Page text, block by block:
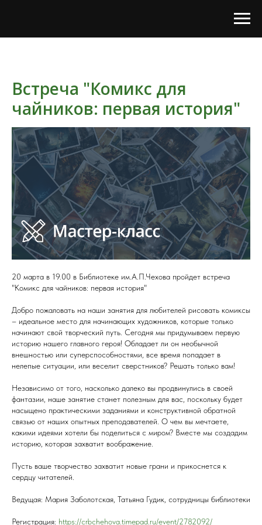
Встреча "Комикс для
чайников: первая история"
20 марта в 19.00 в Библиотеке им.А.П.Чехова пройдет встреча
"Комикс для чайников: первая история"
Добро пожаловать на наши занятия для любителей рисовать комиксы
– идеальное место для начинающих художников, которые только
начинают свой творческий путь. Сегодня мы придумываем первую
историю нашего главного героя! Обладает ли он необычной
внешностью или суперспособностями, все время попадает в
нелепые ситуации, или веселит сверстников? Решать только вам!
Независимо от того, насколько далеко вы продвинулись в своей
фантазии, наше занятие станет полезным для вас, поскольку будет
насыщено практическими заданиями и конструктивной обратной
связью от наших опытных преподавателей. О чем вы мечтаете,
какими идеями хотели бы поделиться с миром? Вместе мы создадим
историю, которая захватит воображение.
Пусть ваше творчество захватит новые грани и прикоснется к
сердцу читателей.
Ведущая: Мария Заболотская, Татьяна Гудик, сотрудницы библиотеки
Регистрация: https://crbchehova.timepad.ru/event/2782092/